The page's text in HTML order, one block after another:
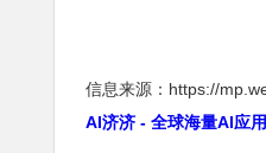
信息来源：https://
AI济济 - 全球海量AI应